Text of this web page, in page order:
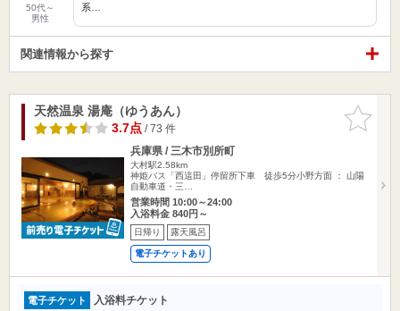
50代～
男性
系…
関連情報から探す
お気に入
りに追加
天然温泉 湯庵（ゆうあん）
3.7点/ 73 件
兵庫県 / 三木市別所町
大村駅2.58km
神姫バス「西這田」停留所下車 徒歩5分小野方面 ： 山陽
自動車道・三…
営業時間 10:00～24:00
入浴料金 840円～
日帰り 露天風呂
電子チケットあり
電子チケット 入浴料チケット